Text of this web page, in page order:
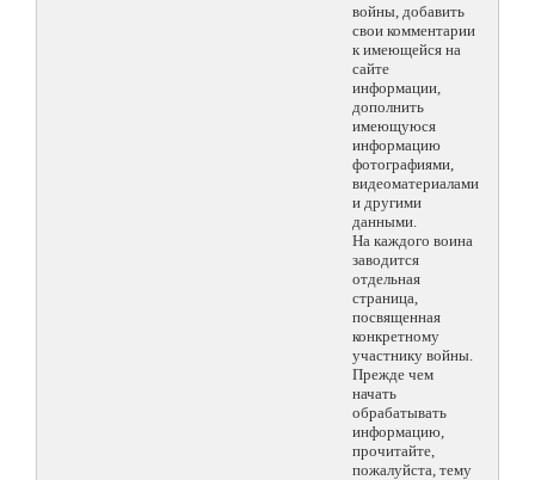
войны, добавить
свои комментарии
к имеющейся на
сайте
информации,
дополнить
имеющуюся
информацию
фотографиями,
видеоматериалами
и другими
данными.
На каждого воина
заводится
отдельная
страница,
посвященная
конкретному
участнику войны.
Прежде чем
начать
обрабатывать
информацию,
прочитайте,
пожалуйста, тему